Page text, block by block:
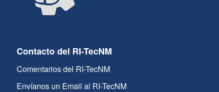
Contacto del RI-TecNM
Comentarios del RI-TecNM
Envíanos un Email al RI-TecNM